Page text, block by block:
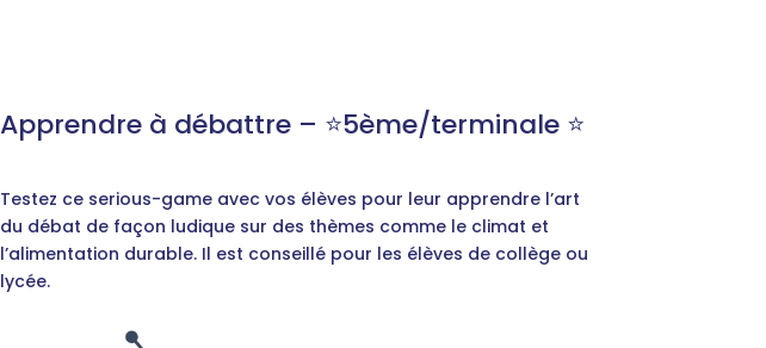
Apprendre à débattre – ⭐️5ème/terminale ⭐️
Testez ce serious-game avec vos élèves pour leur apprendre l’art
du débat de façon ludique sur des thèmes comme le climat et
l’alimentation durable. Il est conseillé pour les élèves de collège ou
lycée.